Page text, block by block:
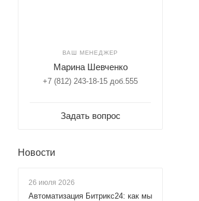
ВАШ МЕНЕДЖЕР
Марина Шевченко
+7 (812) 243-18-15 доб.555
Задать вопрос
Новости
26 июля 2026
Автоматизация Битрикс24: как мы